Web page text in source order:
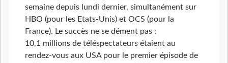
semaine depuis lundi dernier, simultanément sur
HBO (pour les Etats-Unis) et OCS (pour la
France). Le succès ne se dément pas :
10,1 millions de téléspectateurs étaient au
rendez-vous aux USA pour le premier épisode de